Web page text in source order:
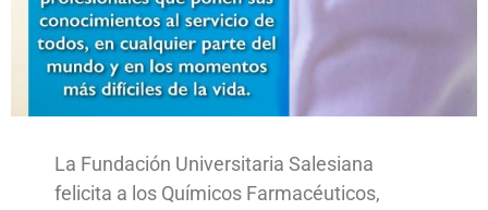
La Fundación Universitaria Salesiana
felicita a los Químicos Farmacéuticos,